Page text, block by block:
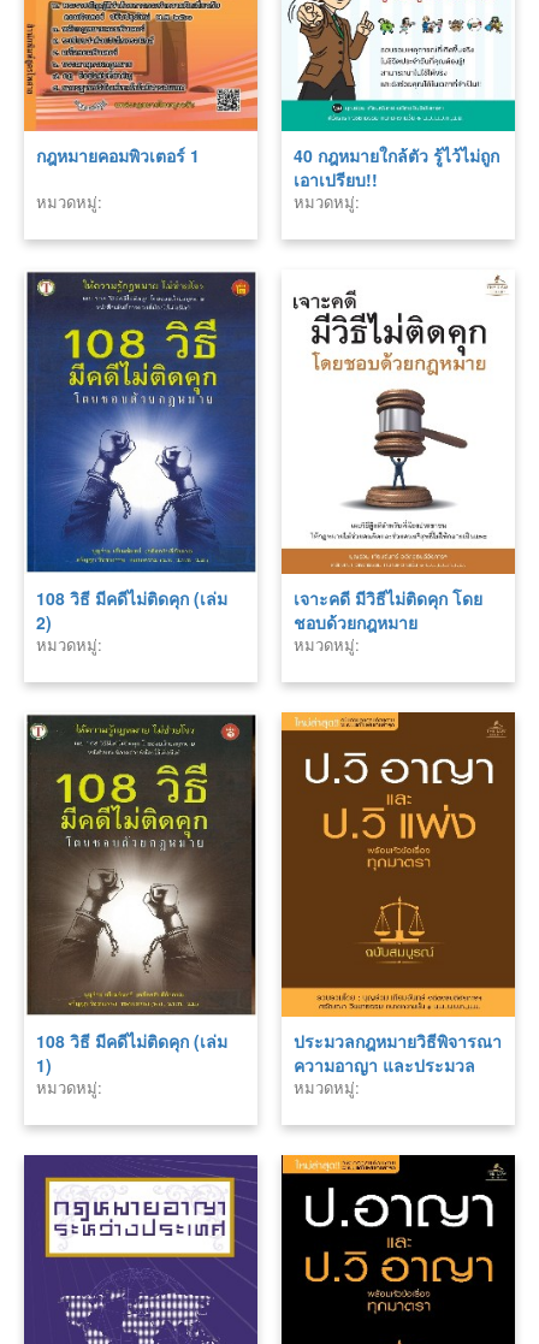
กฎหมายคอมพิวเตอร์ 1
หมวดหมู่:
40 กฎหมายใกล้ตัว รู้ไว้ไม่ถูก
เอาเปรียบ!!
หมวดหมู่:
108 วิธี มีคดีไม่ติดคุก (เล่ม
2)
หมวดหมู่:
เจาะคดี มีวิธีไม่ติดคุก โดย
ชอบด้วยกฎหมาย
หมวดหมู่:
108 วิธี มีคดีไม่ติดคุก (เล่ม
1)
หมวดหมู่:
ประมวลกฎหมายวิธีพิจารณา
ความอาญา และประมวล
กฎหมายวิธีพิจารณาความ
มาตรา ฉบับสมบูรณ์
หมวดหมู่: